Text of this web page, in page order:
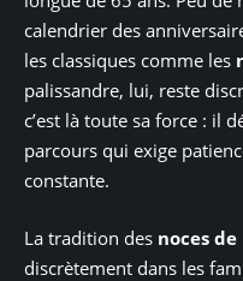
calendrier des
les classiques comme les
palissandre, lui, reste
c’est là toute sa force : il
parcours qui exige
constante.
La tradition des noces
discrètement dans les